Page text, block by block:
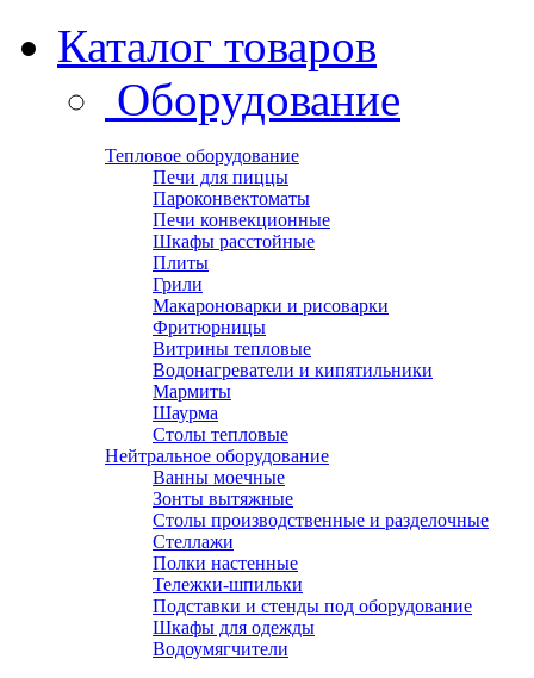
Каталог товаров
Оборудование
Тепловое оборудование
Печи для пиццы
Пароконвектоматы
Печи конвекционные
Шкафы расстойные
Плиты
Грили
Макароноварки и рисоварки
Фритюрницы
Витрины тепловые
Водонагреватели и кипятильники
Мармиты
Шаурма
Столы тепловые
Нейтральное оборудование
Ванны моечные
Зонты вытяжные
Столы производственные и разделочные
Стеллажи
Полки настенные
Тележки-шпильки
Подставки и стенды под оборудование
Шкафы для одежды
Водоумягчители